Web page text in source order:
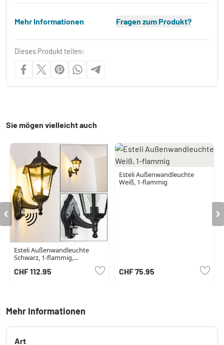
Mehr Informationen Fragen zum Produkt?
Dieses Produkt teilen:
Sie mögen vielleicht auch
Esteli Außenwandleuchte
Schwarz, 1-flammig,
CHF 112.95
Esteli Außenwandleuchte
Weiß, 1-flammig
CHF 75.95
Mehr Informationen
Art